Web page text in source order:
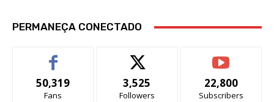
PERMANEÇA CONECTADO
50,319
Fans
3,525
Followers
22,800
Subscribers